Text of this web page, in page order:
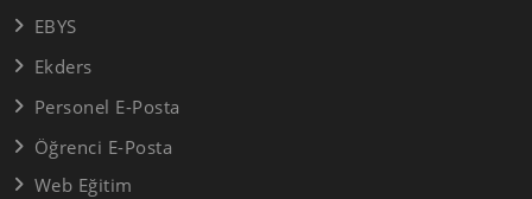
EBYS
Ekders
Personel E-Posta
Öğrenci E-Posta
Web Eğitim